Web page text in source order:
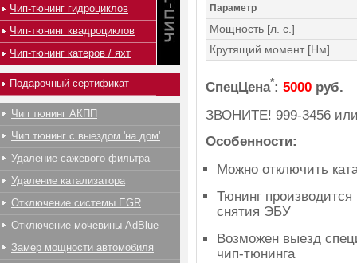
Параметр
Мощность [л. с.]
Крутящий момент [Нм]
СпецЦена*: 5000 руб.
ЗВОНИТЕ! 999-3456
Особенности:
Можно отключить
Тюнинг
снятия ЭБУ
Возможен выезд
чип-тюнинга
Чип-тюнинг гидроциклов
Чип-тюнинг квадроциклов
Чип-тюнинг катеров / яхт
Подарочный сертификат
Чип тюнинг АКПП
Чип тюнинг с выездом 'на дом'
Удаление сажевого фильтра
Удаление катализатора
Отключение системы EGR
Отключение мочевины AdBlue
Замер мощности автомобиля